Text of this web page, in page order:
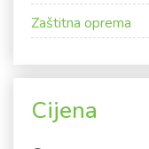
Zaštitna oprema
Cijena